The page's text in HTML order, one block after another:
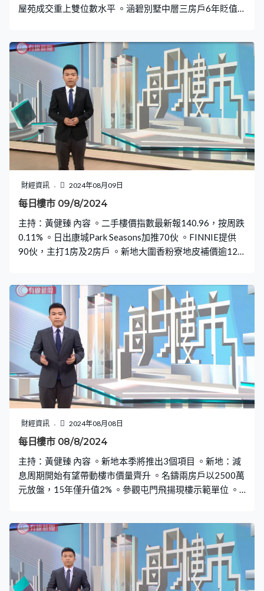
屋苑成交重上雙位數水平 。涵碧別墅中層三房戶6年貶值
財經資訊 2024年08月09日
每日樓市 09/8/2024
主持：黃健臻 內容 。二手樓價指數最新報140.96，按周跌
0.11% 。日出康城Park Seasons加推70伙 。FINNIE提供
90伙，主打1房及2房戶 。新地大圍香粉寮地皮補價逾12
財經資訊 2024年08月08日
每日樓市 08/8/2024
主持：黃健臻 內容 。新地本季將推出3個項目 。新地：減
息周期開始有望帶動樓市價量齊升 。名鑄兩房戶以2500萬
元放盤，15年僅升值2% 。參觀屯門飛揚現樓示範單位 。